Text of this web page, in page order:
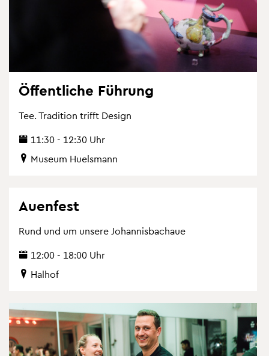
Öf­fent­li­che Füh­rung
Tee. Tra­di­ti­on trifft De­sign
11:30 - 12:30 Uhr
Mu­se­um Hu­els­mann
Au­en­fest
Rund und um un­se­re Jo­han­nis­bach­aue
12:00 - 18:00 Uhr
Hal­hof